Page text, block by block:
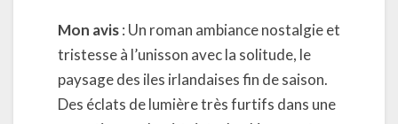
Mon avis: Un roman ambiance nostalgie et
tristesse à l’unisson avec la solitude, le
paysage des iles irlandaises fin de saison.
Des éclats de lumière très furtifs dans une